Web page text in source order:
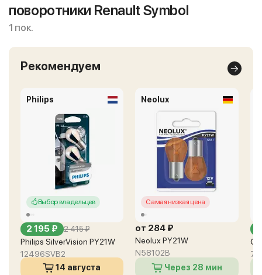
поворотники Renault Symbol
1 пок.
Рекомендуем
Philips
Выбор владельцев
2 195 ₽ 2 415 ₽
Philips SilverVision PY21W
12496SVB2
14 августа
Neolux
Самая низкая цена
от 284 ₽
Neolux PY21W
N58102B
Через 28 мин